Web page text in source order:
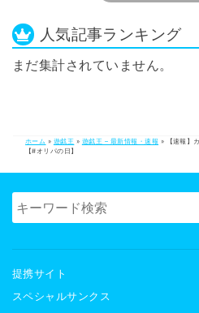
人気記事ランキング
まだ集計されていません。
ホーム » 遊戯王 » 遊戯王 – 最新情報・速報 »
【速報】
【#オリパの日】
提携サイト
スペシャルサンクス